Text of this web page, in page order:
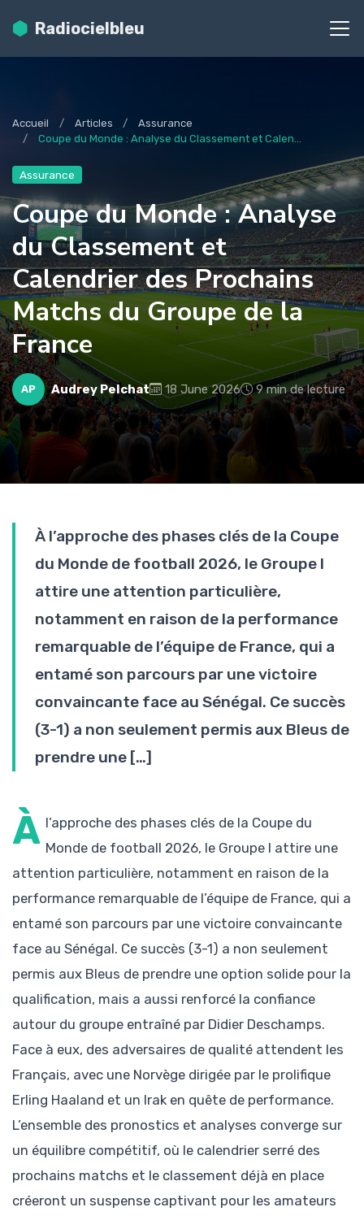
Radiocielbleu
Accueil Articles
Assurance
Coupe du Monde : Analyse du Classement et Calen...
Assurance
Coupe du Monde : Analyse
du Classement et
Calendrier des Prochains
Matchs du Groupe de la
France
AP Audrey Pelchat 18 June 2026 9 min de lecture
À l’approche des phases clés de la Coupe
du Monde de football 2026, le Groupe I
attire une attention particulière,
notamment en raison de la performance
remarquable de l’équipe de France, qui a
entamé son parcours par une victoire
convaincante face au Sénégal. Ce succès
(3-1) a non seulement permis aux Bleus de
prendre une […]
À l’approche des phases clés de la Coupe du
Monde de football 2026, le Groupe I attire une
attention particulière, notamment en raison de la
performance remarquable de l’équipe de France, qui a
entamé son parcours par une victoire convaincante
face au Sénégal. Ce succès (3-1) a non seulement
permis aux Bleus de prendre une option solide pour la
qualification, mais a aussi renforcé la confiance
autour du groupe entraîné par Didier Deschamps.
Face à eux, des adversaires de qualité attendent les
Français, avec une Norvège dirigée par le prolifique
Erling Haaland et un Irak en quête de performance.
L’ensemble des pronostics et analyses converge sur
un équilibre compétitif, où le calendrier serré des
prochains matchs et le classement déjà en place
créeront un suspense captivant pour les amateurs